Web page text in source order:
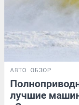
АВТО ОБЗОР
лучшие